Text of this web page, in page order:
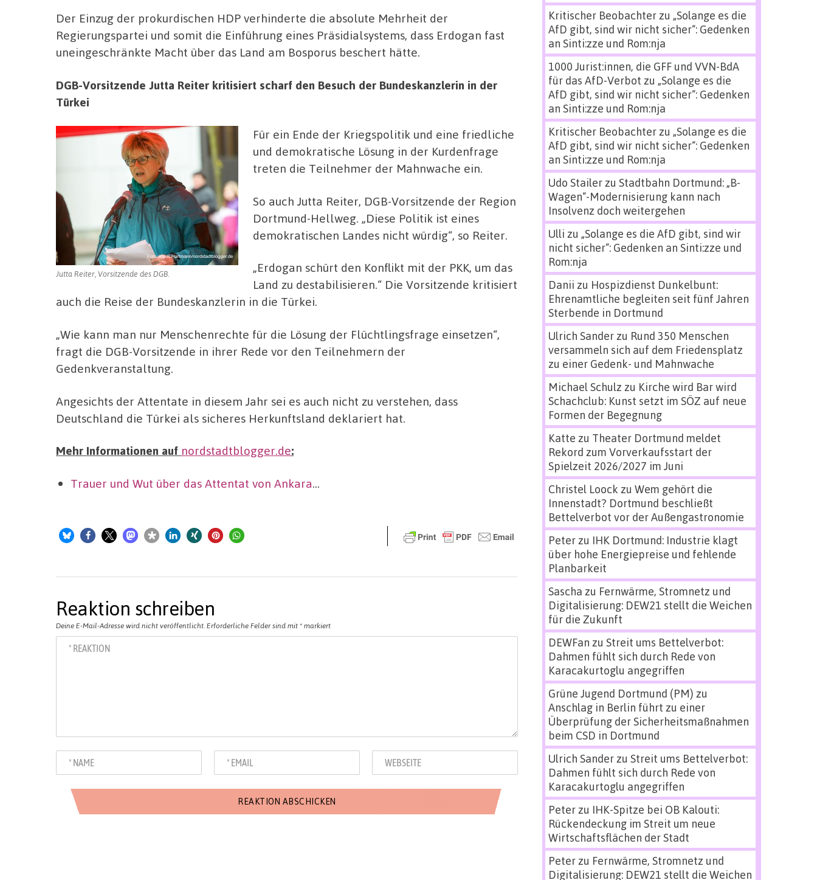
Der Einzug der prokurdischen HDP verhinderte die absolute Mehrheit der
Regierungspartei und somit die Einführung eines Präsidialsystems, dass Erdogan fast
uneingeschränkte Macht über das Land am Bosporus beschert hätte.
DGB-Vorsitzende Jutta Reiter kritisiert scharf den Besuch der Bundeskanzlerin in der
Türkei
Jutta Reiter, Vorsitzende des DGB.
Für ein Ende der Kriegspolitik und eine friedliche
und demokratische Lösung in der Kurdenfrage
treten die Teilnehmer der Mahnwache ein.
So auch Jutta Reiter, DGB-Vorsitzende der Region
Dortmund-Hellweg. „Diese Politik ist eines
demokratischen Landes nicht würdig“, so Reiter.
„Erdogan schürt den Konflikt mit der PKK, um das
Land zu destabilisieren.“ Die Vorsitzende kritisiert
auch die Reise der Bundeskanzlerin in die Türkei.
„Wie kann man nur Menschenrechte für die Lösung der Flüchtlingsfrage einsetzen“,
fragt die DGB-Vorsitzende in ihrer Rede vor den Teilnehmern der
Gedenkveranstaltung.
Angesichts der Attentate in diesem Jahr sei es auch nicht zu verstehen, dass
Deutschland die Türkei als sicheres Herkunftsland deklariert hat.
Mehr Informationen auf nordstadtblogger.de:
Trauer und Wut über das Attentat von Ankara…
Reaktion schreiben
Deine E-Mail-Adresse wird nicht veröffentlicht. Erforderliche Felder sind mit * markiert
Kritischer Beobachterzu „Solange es die
AfD gibt, sind wir nicht sicher“: Gedenken
an Sinti:zze und Rom:nja
1000 Jurist:innen, die GFF und VVN-BdA
für das AfD-Verbot zu „Solange es die
AfD gibt, sind wir nicht sicher“: Gedenken
an Sinti:zze und Rom:nja
Kritischer Beobachterzu „Solange es die
AfD gibt, sind wir nicht sicher“: Gedenken
an Sinti:zze und Rom:nja
Udo Stailerzu Stadtbahn Dortmund: „B-
Wagen“-Modernisierung kann nach
Insolvenz doch weitergehen
Ulli zu „Solange es die AfD gibt, sind wir
nicht sicher“: Gedenken an Sinti:zze und
Rom:nja
Danii zu Hospizdienst Dunkelbunt:
Ehrenamtliche begleiten seit fünf Jahren
Sterbende in Dortmund
Ulrich Sanderzu Rund 350 Menschen
versammeln sich auf dem Friedensplatz
zu einer Gedenk- und Mahnwache
Michael Schulz zu Kirche wird Bar wird
Schachclub: Kunst setzt im SÖZ auf neue
Formen der Begegnung
Katte zu Theater Dortmund meldet
Rekord zum Vorverkaufsstart der
Spielzeit 2026/2027 im Juni
Christel Loock zu Wem gehört die
Innenstadt? Dortmund beschließt
Bettelverbot vor der Außengastronomie
Peterzu IHK Dortmund: Industrie klagt
über hohe Energiepreise und fehlende
Planbarkeit
Sascha zu Fernwärme, Stromnetz und
Digitalisierung: DEW21 stellt die Weichen
für die Zukunft
DEWFan zu Streit ums Bettelverbot:
Dahmen fühlt sich durch Rede von
Karacakurtoglu angegriffen
Grüne Jugend Dortmund (PM) zu
Anschlag in Berlin führt zu einer
Überprüfung der Sicherheitsmaßnahmen
beim CSD in Dortmund
Ulrich Sanderzu Streit ums Bettelverbot:
Dahmen fühlt sich durch Rede von
Karacakurtoglu angegriffen
Peterzu IHK-Spitze bei OB Kalouti:
Rückendeckung im Streit um neue
Wirtschaftsflächen der Stadt
Peterzu Fernwärme, Stromnetz und
Digitalisierung: DEW21 stellt die Weichen